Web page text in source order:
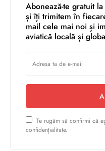
Abonează-te gratuit
și îți trimitem în
mail cele mai noi și
aviatică locală și
Te rugăm să confirmi că
confidențialitate.